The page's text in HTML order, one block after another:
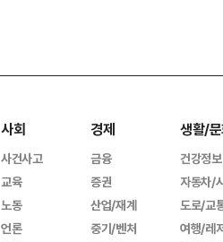
사회
사건사고
교육
노동
언론
경제
금융
증권
산업/재계
중기/벤처
생활/
건강정보
자동차/
도로/교
여행/레